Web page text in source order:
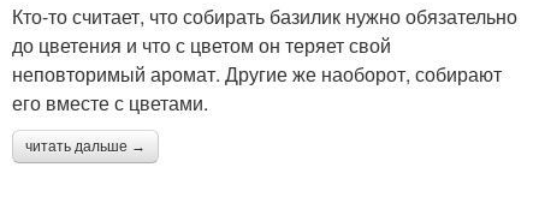
Кто-то считает, что собирать базилик нужно обязательно
до цветения и что с цветом он теряет свой
неповторимый аромат. Другие же наоборот, собирают
его вместе с цветами.
читать дальше →